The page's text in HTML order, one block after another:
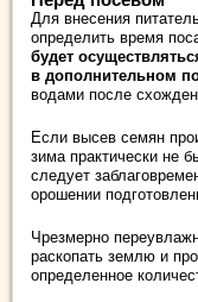
Для внесения
определить время
будет
в дополнительном
водами после
Если высев семян
зима практически не
следует
орошении
Чрезмерно
раскопать землю и
определенное